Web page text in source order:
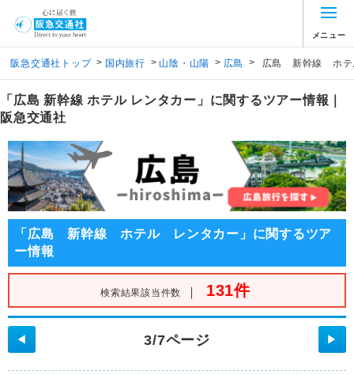
メニュー
阪急交通社トップ > 国内旅行 > 山陰・山陽 > 広島 > 広島 新幹線 ホテ
「広島 新幹線 ホテル レンタカー」に関するツアー情報｜
阪急交通社
「広島 新幹線 ホテル レンタカー」に関するツア
ー情報
検索結果該当件数 ｜ 131件
3/7ページ
◀ ▶